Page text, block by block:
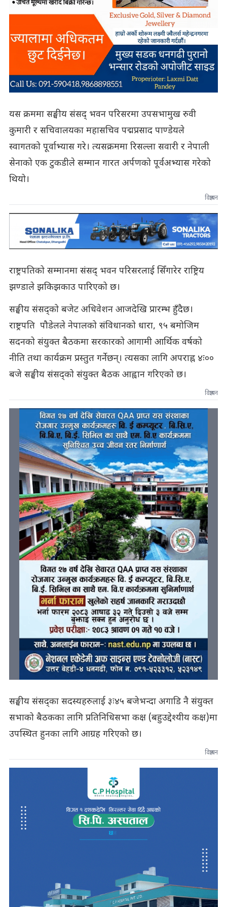
यस क्रममा सङ्घीय संसद् भवन परिसरमा उपसभामुख रुवी
कुमारी र सचिवालयका महासचिव पद्मप्रसाद पाण्डेयले
स्वागतको पूर्वाभ्यास गरे। त्यसक्रममा रिसल्ला सवारी र नेपाली
सेनाको एक टुकडीले सम्मान गारत अर्पणको पूर्वअभ्यास गरेको
थियो।
विज्ञापन
राष्ट्रपतिको सम्मानमा संसद् भवन परिसरलाई सिँगारेर राष्ट्रिय
झण्डाले झकिझकाउ पारिएको छ।
सङ्घीय संसद्को बजेट अधिवेशन आजदेखि प्रारम्भ हुँदैछ।
राष्ट्रपति पौडेलले नेपालको संविधानको धारा, ९५ बमोजिम
सदनको संयुक्त बैठकमा सरकारको आगामी आर्थिक वर्षको
नीति तथा कार्यक्रम प्रस्तुत गर्नेछन्। त्यसका लागि अपराह्न ४ः००
बजे सङ्घीय संसद्को संयुक्त बैठक आह्वान गरिएको छ।
विज्ञापन
सङ्घीय संसद्का सदस्यहरुलाई ३ः४५ बजेभन्दा अगाडि नै संयुक्त
सभाको बैठकका लागि प्रतिनिधिसभा कक्ष (बहुउद्देश्यीय कक्ष)मा
उपस्थित हुनका लागि आग्रह गरिएको छ।
विज्ञापन